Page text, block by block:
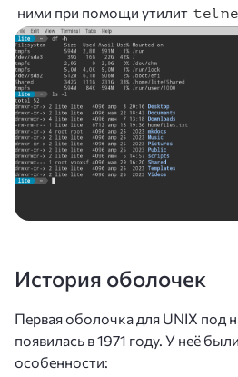
ними при помощи утилит
История оболочек
Первая оболочка для UNIX под
появилась в 1971 году. У неё
особенности: